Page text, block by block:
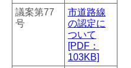
議案第77
号
市道路線
の認定に
ついて
[PDF：
103KB]